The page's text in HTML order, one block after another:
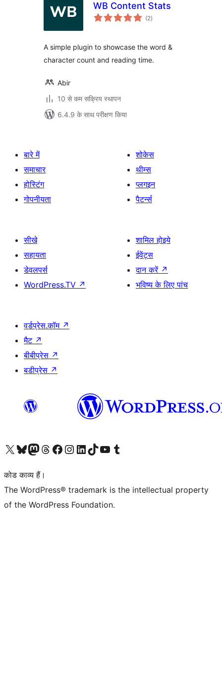
WB Content Stats
(2कुल
दर)
A simple plugin to showcase the word &
character count and reading time.
Abir
10 से कम सक्रिय स्थापन
6.4.9 के साथ परीक्षण किया
बारे में
समाचार
होस्टिंग
गोपनीयता
शोकेस
थीम्स
प्लगइन
पैटर्न्स
सीखे
सहायता
डेवलपर्स
WordPress.TV ↗
शामिल होइये
ईवेंट्स
दान करें ↗
भविष्य के लिए पांच
वर्डप्रेस.कॉम ↗
मैट ↗
बीबीप्रेस ↗
बडीप्रेस ↗
Visit our X (formerly Twitter) account
हमारे बलुस्की खाते पर जाएँVisit our Mastodon account
हमारे थ्रेड्स अकाउंट पर जाएंहमारे फेसबुक पेज पर जाएँहमारे इंस्टाग्राम अकाउंट पर जाएंहमारे लिंक्डइन खाते पर जाएँहमारे टिकटॉक खाते पर जाएँहमारे यूट्यूब चैनल पर जाएंहमारे Tumblr खाते पर जाएँ
कोड काव्य हैं।
The WordPress® trademark is the intellectual property
of the WordPress Foundation.